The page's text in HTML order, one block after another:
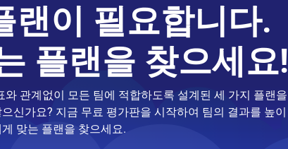
랜이 필요합니다.
플랜을 찾으세요!
관계없이 모든 팀에 적합하도록 설계된 세 가지 플랜을
신가요? 지금 무료 평가판을 시작하여 팀의 결과를 높이
맞는 플랜을 찾으세요.